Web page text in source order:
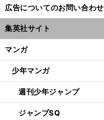
広告についてのお問い合わせ
集英社サイト
マンガ
少年マンガ
週刊少年ジャンプ
ジャンプSQ